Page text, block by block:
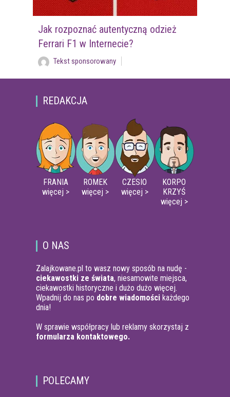
Jak rozpoznać autentyczną odzież
Ferrari F1 w Internecie?
Tekst sponsorowany
REDAKCJA
FRANIA
więcej >
ROMEK
więcej >
CZESIO
więcej >
KORPO
KRZYŚ
więcej >
O NAS
Zalajkowane.pl to wasz nowy sposób na nudę -
ciekawostki ze świata, niesamowite miejsca,
ciekawostki historyczne i dużo dużo więcej.
Wpadnij do nas po dobre wiadomości każdego
dnia!
W sprawie współpracy lub reklamy skorzystaj z
formularza kontaktowego.
POLECAMY